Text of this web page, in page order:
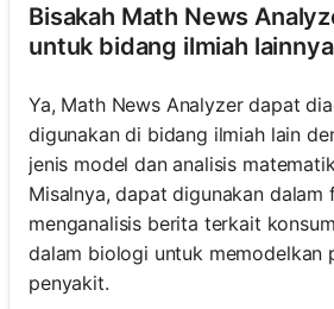
Bisakah Math News
untuk bidang ilmiah
Ya, Math News Analyzer dapat
digunakan di bidang ilmiah lain
jenis model dan analisis
Misalnya, dapat digunakan dalam
menganalisis berita terkait
dalam biologi untuk memodelkan
penyakit.